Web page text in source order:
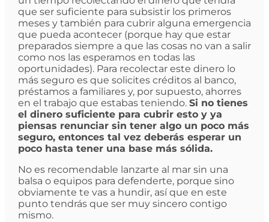
que ser suficiente para subsistir los primeros
meses y también para cubrir alguna emergencia
que pueda acontecer (porque hay que estar
preparados siempre a que las cosas no van a salir
como nos las esperamos en todas las
oportunidades). Para recolectar este dinero lo
más seguro es que solicites créditos al banco,
préstamos a familiares y, por supuesto, ahorres
en el trabajo que estabas teniendo. Si no tienes
el dinero suficiente para cubrir esto y ya
piensas renunciar sin tener algo un poco más
seguro, entonces tal vez deberás esperar un
poco hasta tener una base más sólida.
No es recomendable lanzarte al mar sin una
balsa o equipos para defenderte, porque sino
obviamente te vas a hundir, así que en este
punto tendrás que ser muy sincero contigo
mismo.